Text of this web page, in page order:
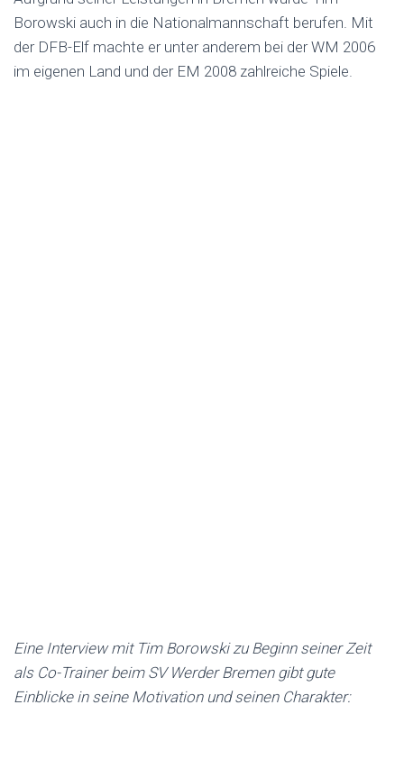
Borowski auch in die Nationalmannschaft berufen. Mit
der DFB-Elf machte er unter anderem bei der WM 2006
im eigenen Land und der EM 2008 zahlreiche Spiele.
Eine Interview mit Tim Borowski zu Beginn seiner Zeit
als Co-Trainer beim SV Werder Bremen gibt gute
Einblicke in seine Motivation und seinen Charakter: